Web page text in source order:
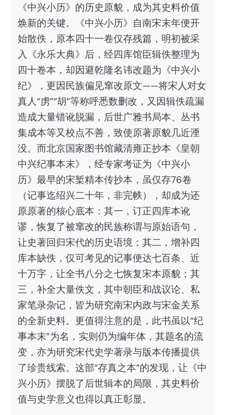
《中兴小历》的历史原貌，成为其史料价值
焕新的关键。《中兴小历》自南宋末年便开
始散佚，原本四十一卷仅存残篇，明初被采
入《永乐大典》后，经四库馆臣辑佚整理为
四十卷本，却因避乾隆名讳改题为《中兴小
纪》，更因民族偏见窜改原文——将宋人对女
真人“虏”“胡”等称呼悉数删改，又因辑佚疏漏
造成大量错讹脱漏，后世广雅书局本、丛书
集成本等又校点不善，致使原著原貌几近湮
没。而北京国家图书馆藏清雍正抄本《皇朝
中兴纪事本末》，经专家考证为《中兴小
历》最早的宋椠精本传抄本，虽仅存76卷
（记事迄绍兴二十年，非完帙），却成为还
原原著的核心底本：其一，订正四库本讹
谬，恢复了被窜改的民族称谓与原始语句，
让史著回归宋代的历史语境；其二，增补四
库本缺佚，仅可考见的记事便达七百条、近
十万字，让全书八分之七恢复宋本原貌；其
三，补全大量佚文，其中朝臣和战议论、私
家笔录杂记，皆为研究南宋内政与宋金关系
的全新史料。更值得注意的是，此书虽以“纪
事本末”为名，实则仍为编年体，其题名的流
变，亦为研究宋代史学著录与版本传播提供
了珍贵线索。这部“存真之本”的发现，让《中
兴小历》摆脱了后世辑本的局限，其史料价
值与史学意义也得以真正彰显。